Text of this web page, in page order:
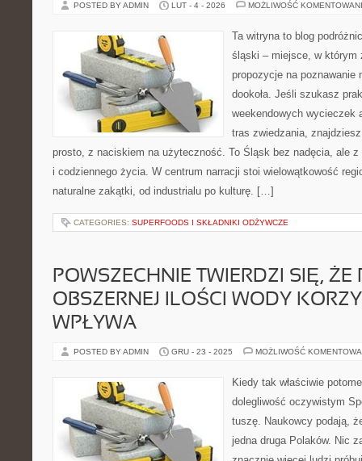
POSTED BY ADMIN LUT - 4 - 2026 MOŻLIWOŚĆ
Ta witryna to blog
śląski – miejsce, w którym
propozycje na poznawanie
dookoła. Jeśli szukasz
weekendowych wycieczek
tras zwiedzania,
prosto, z naciskiem na użyteczność. To Śląsk bez nadęcia, ale
i codziennego życia. W centrum narracji stoi wielowątkowość
naturalne zakątki, od industrialu po kulturę. […]
CATEGORIES: SUPERFOODS I SKŁADNIKI ODŻYWCZE
POWSZECHNIE TWIERDZI SIĘ, ŻE
OBSZERNEJ ILOŚCI WODY
WPŁYWA
POSTED BY ADMIN GRU - 23 - 2025 MOŻLIWOŚĆ
Kiedy tak właściwie
dolegliwość oczywistym
tuszę. Naukowcy podają,
jedna druga Polaków. Nic